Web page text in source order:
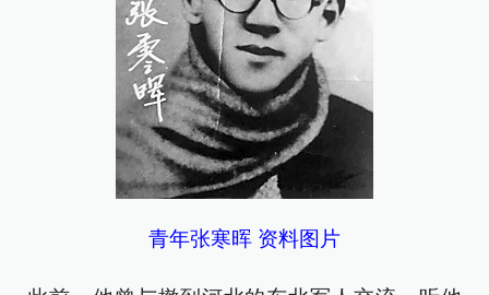
青年张寒晖 资料图片